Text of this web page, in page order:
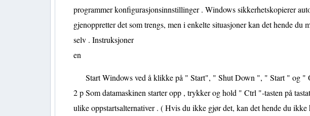
programmer konfigurasjonsinnstillinger . Windows sikkerhetskopierer
gjenoppretter det som trengs, men i enkelte situasjoner kan det hende du
selv . Instruksjoner
en
Start Windows ved å klikke på " Start", " Shut Down ", " Start " og "
2 p Som datamaskinen starter opp , trykker og hold " Ctrl "-tasten på
ulike oppstartsalternativer . ( Hvis du ikke gjør det, kan det hende du ikke